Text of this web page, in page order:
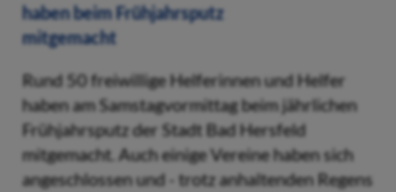
Rund 50 freiwillige Helferinnen und Helfer
haben am Samstagvormittag beim jährlichen
Frühjahrsputz der Stadt Bad Hersfeld
mitgemacht. Auch einige Vereine haben sich
angeschlossen und - trotz anhaltenden Regens